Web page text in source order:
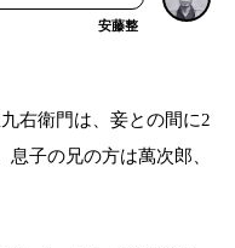
安藤整
右衛門は、妾との間に2
子の兄の方は萬次郎、